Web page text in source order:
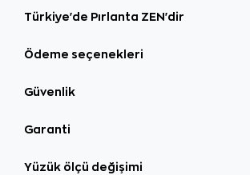
Türkiye'de Pırlanta ZEN'dir
Ödeme seçenekleri
Güvenlik
Garanti
Yüzük ölçü değişimi